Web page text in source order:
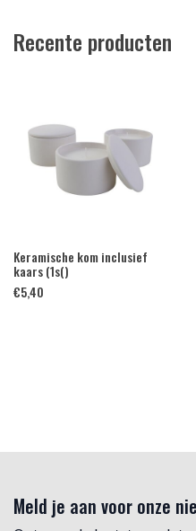
Recente producten
Keramische kom inclusief
kaars (1s()
€5,40
Meld je aan voor onze